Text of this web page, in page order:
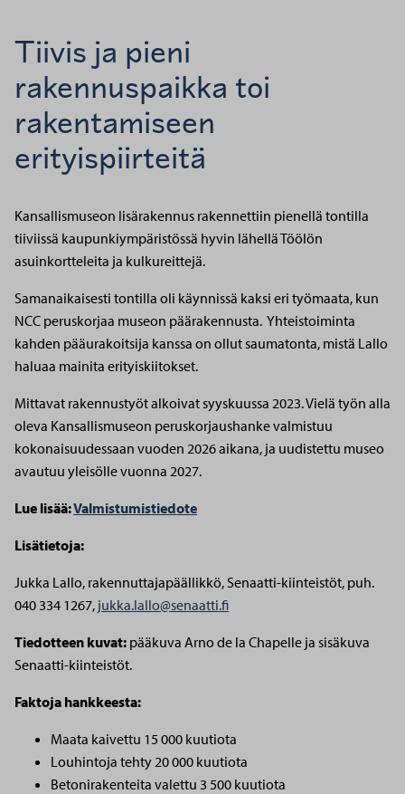
Tiivis ja pieni
rakennuspaikka toi
rakentamiseen
erityispiirteitä
Kansallismuseon lisärakennus rakennettiin pienellä tontilla
tiiviissä kaupunkiympäristössä hyvin lähellä Töölön
asuinkortteleita ja kulkureittejä.
Samanaikaisesti tontilla oli käynnissä kaksi eri työmaata, kun
NCC peruskorjaa museon päärakennusta. Yhteistoiminta
kahden pääurakoitsija kanssa on ollut saumatonta, mistä Lallo
haluaa mainita erityiskiitokset.
Mittavat rakennustyöt alkoivat syyskuussa 2023. Vielä työn alla
oleva Kansallismuseon peruskorjaushanke valmistuu
kokonaisuudessaan vuoden 2026 aikana, ja uudistettu museo
avautuu yleisölle vuonna 2027.
Lue lisää:Valmistumistiedote
Lisätietoja:
Jukka Lallo, rakennuttajapäällikkö, Senaatti-kiinteistöt, puh.
040 334 1267, jukka.lallo@senaatti.fi
Tiedotteen kuvat: pääkuva Arno de la Chapelle ja sisäkuva
Senaatti-kiinteistöt.
Faktoja hankkeesta:
Maata kaivettu 15 000 kuutiota
Louhintoja tehty 20 000 kuutiota
Betonirakenteita valettu 3 500 kuutiota